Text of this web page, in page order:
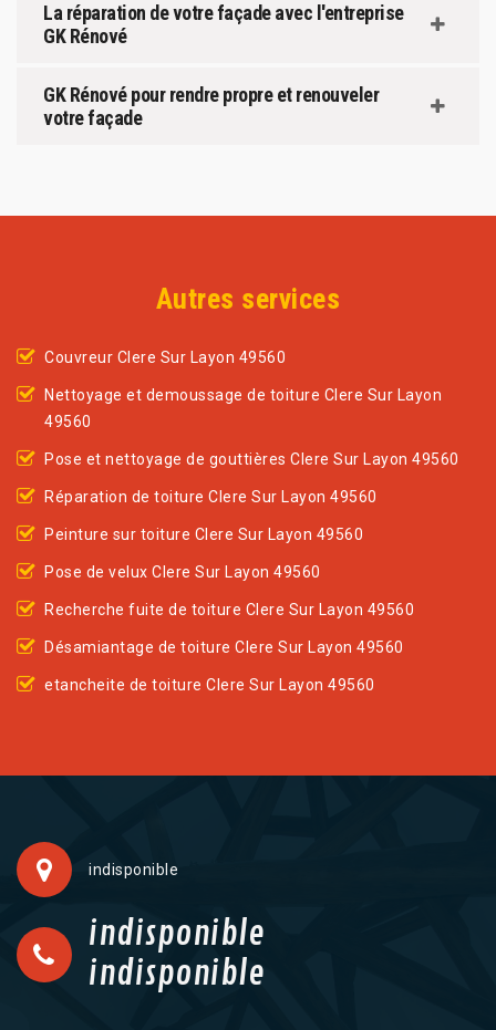
La réparation de votre façade avec l'entreprise
GK Rénové
GK Rénové pour rendre propre et renouveler
votre façade
Autres services
Couvreur Clere Sur Layon 49560
Nettoyage et demoussage de toiture Clere Sur Layon
49560
Pose et nettoyage de gouttières Clere Sur Layon 49560
Réparation de toiture Clere Sur Layon 49560
Peinture sur toiture Clere Sur Layon 49560
Pose de velux Clere Sur Layon 49560
Recherche fuite de toiture Clere Sur Layon 49560
Désamiantage de toiture Clere Sur Layon 49560
etancheite de toiture Clere Sur Layon 49560
indisponible
indisponible
indisponible